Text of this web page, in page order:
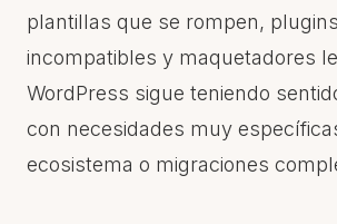
plantillas que se rompen, plugins
incompatibles y maquetadores
WordPress sigue teniendo
con necesidades muy
ecosistema o migraciones